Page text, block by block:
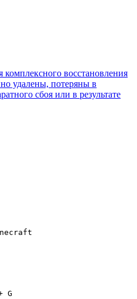
восстановления
удалены, потеряны в
сбоя или в результате
G